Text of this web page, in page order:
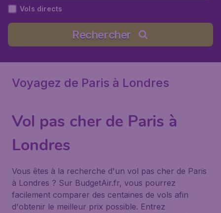
Vols directs
Rechercher
Voyagez de Paris à Londres
Vol pas cher de Paris à
Londres
Vous êtes à la recherche d'un vol pas cher de Paris
à Londres ? Sur BudgetAir.fr, vous pourrez
facilement comparer des centaines de vols afin
d'obtenir le meilleur prix possible. Entrez